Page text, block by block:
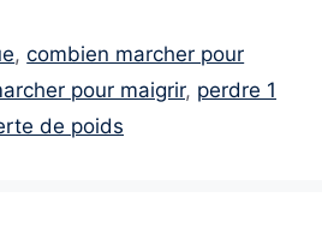
,combien marcher pour
pour maigrir, perdre 1
de poids